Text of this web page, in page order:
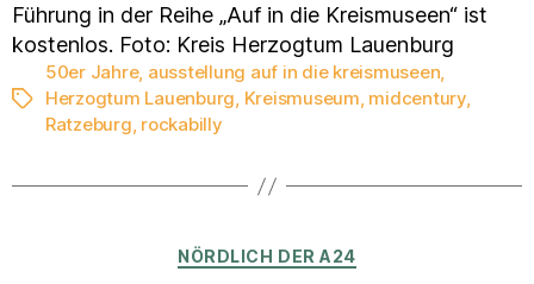
Führung in der Reihe „Auf in die Kreismuseen“ ist
kostenlos. Foto: Kreis Herzogtum Lauenburg
Schlagwörter
50er Jahre, ausstellung auf in die kreismuseen,
Herzogtum Lauenburg, Kreismuseum, midcentury,
Ratzeburg, rockabilly
Kategorien
NÖRDLICH DER A24